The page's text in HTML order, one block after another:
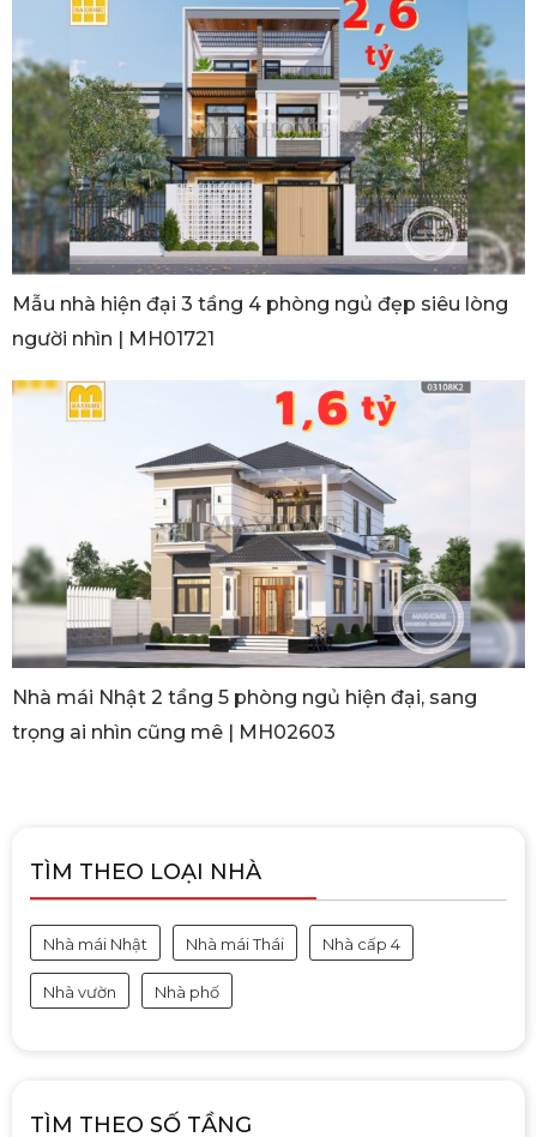
Mẫu nhà hiện đại 3 tầng 4 phòng ngủ đẹp siêu lòng
người nhìn | MH01721
Nhà mái Nhật 2 tầng 5 phòng ngủ hiện đại, sang
trọng ai nhìn cũng mê | MH02603
TÌM THEO LOẠI NHÀ
Nhà mái Nhật Nhà mái Thái Nhà cấp 4
Nhà vườn Nhà phố
TÌM THEO SỐ TẦNG